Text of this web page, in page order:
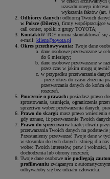
uzasadnionego
wykazania faktów
Odbiorcy danych: odbiorcą Twoich
w Polsce (Dilerzy) , firmy współpracujące
call center, spółki z grupy TOYOTA;
Kontakt:W TCE można skontaktować się
e-mail: klient@toyota.pl
Okres przechowywania: Twoje dane
dane osobowe przetwarzane w
do 6 miesięcy;
dane osobowe przetwarzane w
przez czas w jakim mogą ujawnić
w przypadku przetwarzania
- przez okres do czasu złożenia
przetwarzania danych do końca
roszczeń.
Pouczenie o prawach: posiadasz prawo
sprostowania, usunięcia, ograniczenia
sprzeciwu wobec przetwarzania danych,
Prawo do skargi: masz prawo wniesienia
gdy uznasz, iż przetwarzanie Twoich
Prawo do sprzeciwu:w każdej chwili
przetwarzania Twoich danych na
Przestaniemy przetwarzać Twoje dane w
w stosunku do tych danych istnieją dla nas
wobec Twoich interesów, praw i wolności,
dochodzenia lub obrony roszczeń;
Twoje dane osobowe nie podlegają
profilowaniu związanym z
odbywałoby się bez udziału człowieka.